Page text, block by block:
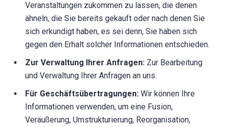
Veranstaltungen zukommen zu lassen, die denen
ähneln, die Sie bereits gekauft oder nach denen Sie
sich erkundigt haben, es sei denn, Sie haben sich
gegen den Erhalt solcher Informationen entschieden.
Zur Verwaltung Ihrer Anfragen: Zur Bearbeitung
und Verwaltung Ihrer Anfragen an uns.
Für Geschäftsübertragungen: Wir können Ihre
Informationen verwenden, um eine Fusion,
Veräußerung, Umstrukturierung, Reorganisation,